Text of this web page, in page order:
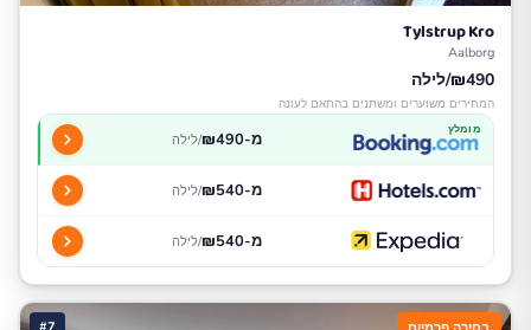
Tylstrup Kro
Aalborg
₪490/לילה
המחירים משוערים ומשתנים בהתאם לעונה
מומלץ מ-₪490 /לילה
מ-₪540 /לילה
מ-₪540 /לילה